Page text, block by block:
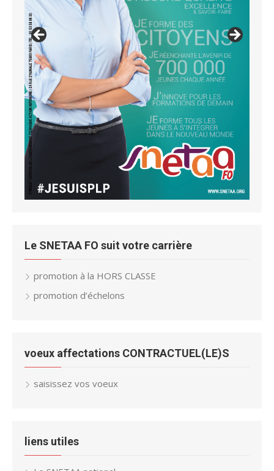
Le SNETAA FO suit votre carrière
promotion à la HORS CLASSE
promotion d’échelons
voeux affectations CONTRACTUEL(LE)S
saisissez vos voeux
liens utiles